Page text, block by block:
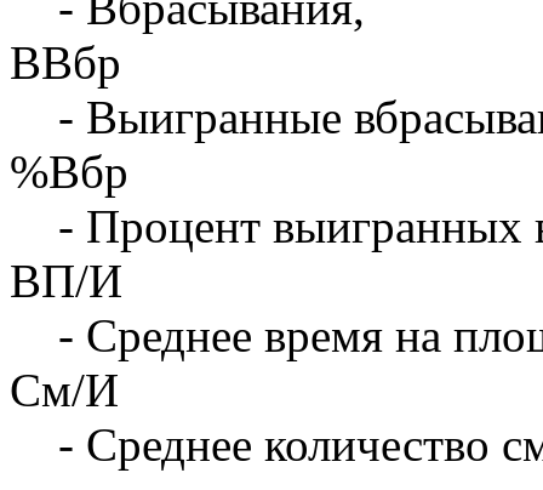
ВВбр
- Выигранные
%Вбр
- Процент выигранных
ВП/И
- Среднее время на
См/И
- Среднее количество